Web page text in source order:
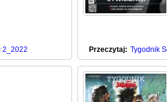
2_2022 Przeczytaj: Tygodnik